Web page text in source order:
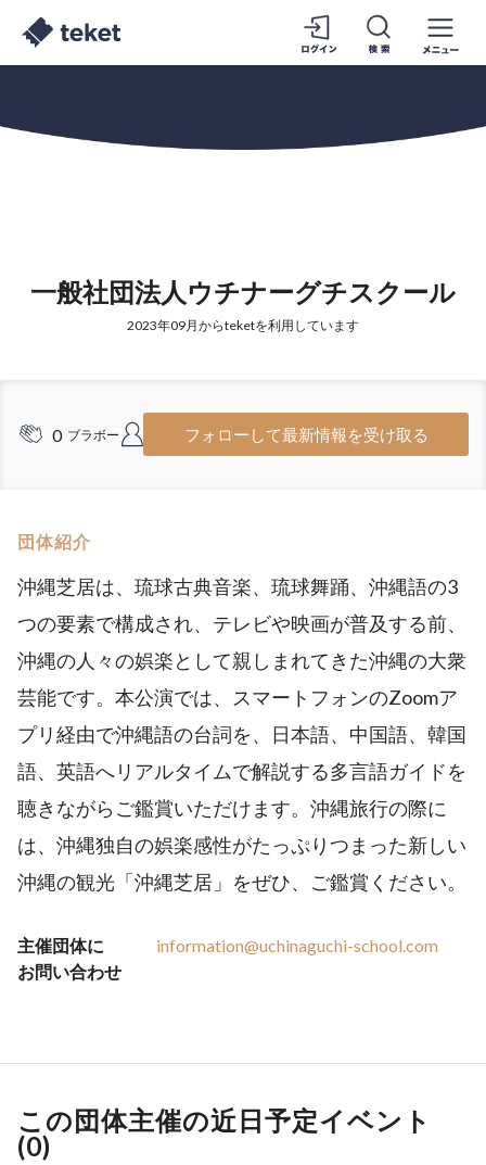
一般社団法人ウチナーグチスクール
2023年09月からteketを利用しています
0 ブラボー フォロワー
フォローして最新情報を受け取る
団体紹介
沖縄芝居は、琉球古典音楽、琉球舞踊、沖縄語の3
つの要素で構成され、テレビや映画が普及する前、
沖縄の人々の娯楽として親しまれてきた沖縄の大衆
芸能です。本公演では、スマートフォンのZoomア
プリ経由で沖縄語の台詞を、日本語、中国語、韓国
語、英語へリアルタイムで解説する多言語ガイドを
聴きながらご鑑賞いただけます。沖縄旅行の際に
は、沖縄独自の娯楽感性がたっぷりつまった新しい
沖縄の観光「沖縄芝居」をぜひ、ご鑑賞ください。
主催団体に
お問い合わせ
information@uchinaguchi-school.com
この団体主催の近日予定イベント
(0)